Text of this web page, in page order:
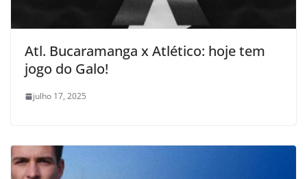
Atl. Bucaramanga x Atlético: hoje tem
jogo do Galo!
julho 17, 2025